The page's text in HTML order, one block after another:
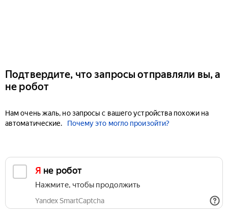
Подтвердите, что запросы отправляли вы, а
не робот
Нам очень жаль, но запросы с вашего устройства похожи на
автоматические.
Почему это могло произойти?
Я не робот
Нажмите, чтобы продолжить
Yandex SmartCaptcha